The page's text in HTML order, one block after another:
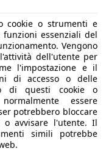
cookie o strumenti e
essenziali del
Vengono
dell'utente per
l'impostazione e il
di accesso o delle
di questi cookie o
essere
potrebbero bloccare
avvisare l'utente. Il
simili potrebbe